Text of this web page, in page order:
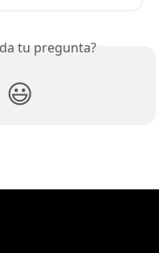
tu pregunta?
😃